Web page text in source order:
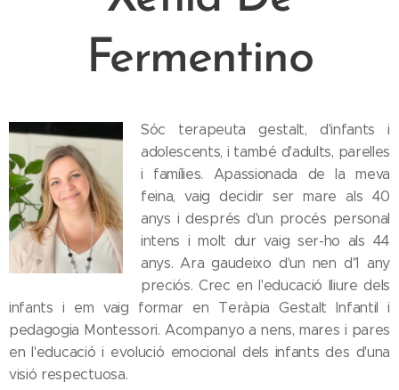
Fermentino
Sóc terapeuta gestalt, d'infants i
adolescents, i també d'adults, parelles
i famílies. Apassionada de la meva
feina, vaig decidir ser mare als 40
anys i després d'un procés personal
intens i molt dur vaig ser-ho als 44
anys. Ara gaudeixo d'un nen d'1 any
preciós. Crec en l'educació lliure dels
infants i em vaig formar en Teràpia Gestalt Infantil i
pedagogia Montessori. Acompanyo a nens, mares i pares
en l'educació i evolució emocional dels infants des d'una
visió respectuosa.